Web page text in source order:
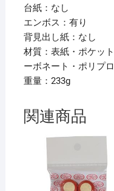
6
1
冊
【×20
ッ
台紙：なし
エンボス：有り
背見出し紙：なし
材質：表紙・ポケッ
ーボネート・ポリプ
重量：233g
関連商品